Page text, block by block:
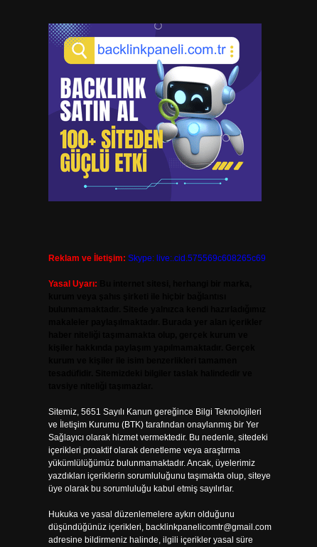
Reklam ve İletişim: Skype: live:.cid.575569c608265c69
Yasal Uyarı:
Sitemiz, 5651 Sayılı Kanun gereğince Bilgi Teknolojileri
ve İletişim Kurumu (BTK) tarafından onaylanmış bir Yer
Sağlayıcı olarak hizmet vermektedir. Bu nedenle, sitedeki
içerikleri proaktif olarak denetleme veya araştırma
yükümlülüğümüz bulunmamaktadır. Ancak, üyelerimiz
yazdıkları içeriklerin sorumluluğunu taşımakta olup, siteye
üye olarak bu sorumluluğu kabul etmiş sayılırlar.
Hukuka ve yasal düzenlemelere aykırı olduğunu
düşündüğünüz içerikleri, backlinkpanelicomtr@gmail.com
adresine bildirmeniz halinde, ilgili içerikler yasal süre